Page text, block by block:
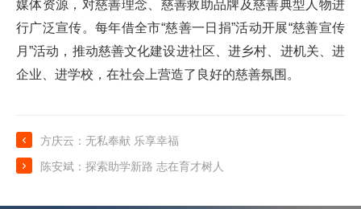
媒体资源，对慈善理念、慈善救助品牌及慈善典型人物进
行广泛宣传。每年借全市“慈善一日捐”活动开展“慈善宣传
月”活动，推动慈善文化建设进社区、进乡村、进机关、进
企业、进学校，在社会上营造了良好的慈善氛围。

方庆云：无私奉献 乐享幸福

陈安斌：探索助学新路 志在育才树人